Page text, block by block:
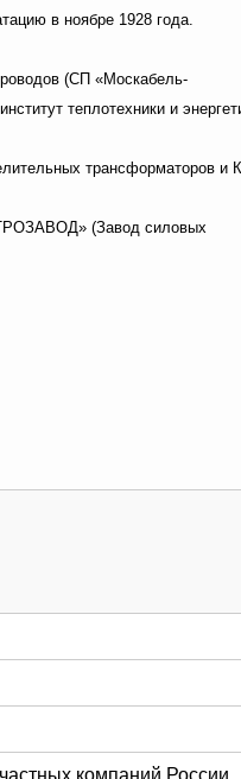
в ноябре 1928 года.
(СП «Москабель-
теплотехники и
трансформаторов и
(Завод силовых
компаний России